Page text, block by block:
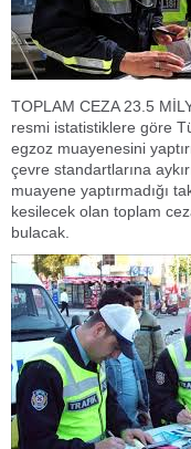
TOPLAM CEZA 23.5
resmi istatistiklere göre
egzoz muayenesini
çevre standartlarına
muayene yaptırmadığı
kesilecek olan toplam
bulacak.